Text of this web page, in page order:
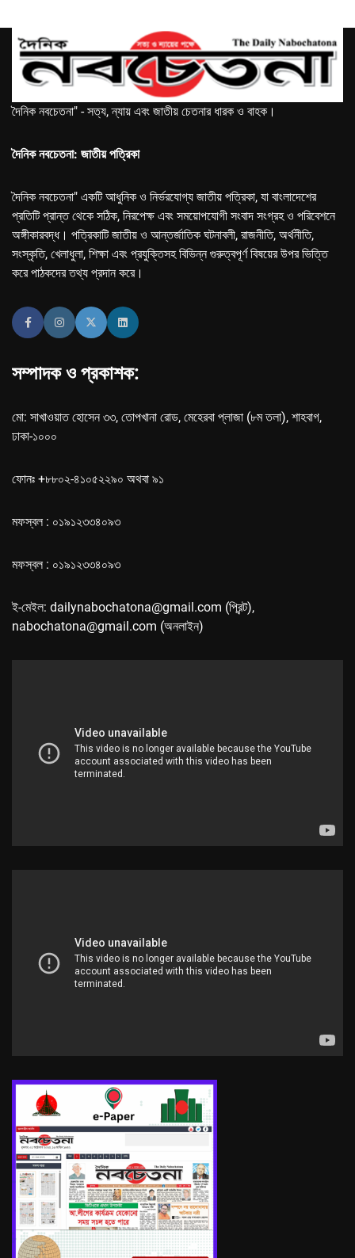
দৈনিক নবচেতনা" - সত্য, ন্যায় এবং জাতীয় চেতনার ধারক ও বাহক।
দৈনিক নবচেতনা: জাতীয় পত্রিকা
দৈনিক নবচেতনা" একটি আধুনিক ও নির্ভরযোগ্য জাতীয় পত্রিকা, যা বাংলাদেশের
প্রতিটি প্রান্ত থেকে সঠিক, নিরপেক্ষ এবং সময়োপযোগী সংবাদ সংগ্রহ ও পরিবেশনে
অঙ্গীকারবদ্ধ। পত্রিকাটি জাতীয় ও আন্তর্জাতিক ঘটনাবলী, রাজনীতি, অর্থনীতি,
সংস্কৃতি, খেলাধুলা, শিক্ষা এবং প্রযুক্তিসহ বিভিন্ন গুরুত্বপূর্ণ বিষয়ের উপর ভিত্তি
করে পাঠকদের তথ্য প্রদান করে।
সম্পাদক ও প্রকাশক:
মো: সাখাওয়াত হোসেন ৩৩, তোপখানা রোড, মেহেরবা প্লাজা (৮ম তলা), শাহবাগ,
ঢাকা-১০০০
ফোনঃ +৮৮০২-৪১০৫২২৯০ অথবা ৯১
মফস্বল : ০১৯১২৩৩৪০৯৩
মফস্বল : ০১৯১২৩৩৪০৯৩
ই-মেইল: dailynabochatona@gmail.com (প্রিন্ট),
nabochatona@gmail.com (অনলাইন)